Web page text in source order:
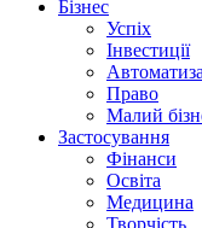
Бізнес
Успіх
Інвестиції
Право
Малий
Застосування
Фінанси
Освіта
Медицина
Творчість